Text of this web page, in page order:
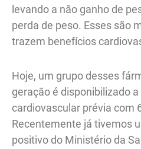
levando a não ganho de
perda de peso. Esses são
trazem benefícios
Hoje, um grupo desses
geração é disponibilizado
cardiovascular prévia com
Recentemente já tivemos
positivo do Ministério da